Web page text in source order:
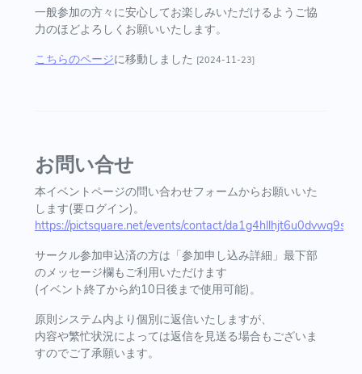
一般参加の方々に安心してお楽しみいただけるようご協
力のほどよろしくお願いいたします。
こちらのページに移動しました [2024-11-23]
お問い合せ
本イベントページの問い合わせフォームからお願いいた
します(要ログイン)。
https://pictsquare.net/events/contact/
サークル参加申込済の方は「参加申し込み詳細」最下部
のメッセージ欄もご利用いただけます
(イベント終了から約10日後まで使用可能)。
原則システム内より個別に返信いたしますが、
内容や繁忙状況によっては返信を見送る場合もございま
すのでご了承願います。